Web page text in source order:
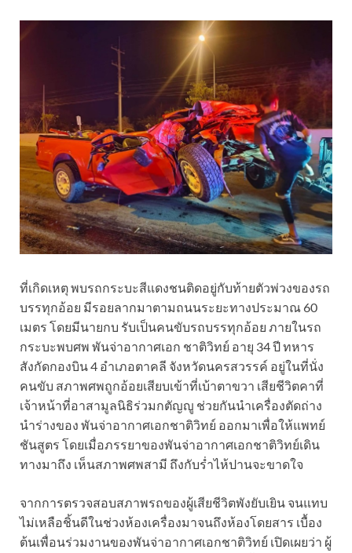
ที่เกิดเหตุ พบรถกระบะสีแดงชนติดอยู่กับท้ายตัวพ่วงของรถ
บรรทุกอ้อย มีรอยลากมาตามถนนระยะทางประมาณ 60
เมตร โดยมีนายกบ รับเป็นคนขับรถบรรทุกอ้อย ภายในรถ
กระบะพบศพ พันจ่าอากาศเอก ชาติวิทย์ อายุ 34 ปี ทหาร
สังกัดกองบิน 4 อำเภอตาคลี จังหวัดนครสวรรค์ อยู่ในที่นั่ง
คนขับ สภาพศพถูกอ้อยเสียบเข้าที่เบ้าตาขวา เสียชีวิตคาที่
เจ้าหน้าที่อาสามูลนิธิร่วมกตัญญู ช่วยกันนำเครื่องตัดถ่าง
นำร่างของ พันจ่าอากาศเอกชาติวิทย์ ออกมาเพื่อให้แพทย์
ชันสูตร โดยเมื่อภรรยาของพันจ่าอากาศเอกชาติวิทย์เดิน
ทางมาถึง เห็นสภาพศพสามี ถึงกับร่ำไห้ปานจะขาดใจ
จากการตรวจสอบสภาพรถของผู้เสียชีวิตพังยับเยิน จนแทบ
ไม่เหลือชิ้นดีในช่วงห้องเครื่องมาจนถึงห้องโดยสาร เบื้อง
ต้นเพื่อนร่วมงานของพันจ่าอากาศเอกชาติวิทย์ เปิดเผยว่า ผู้